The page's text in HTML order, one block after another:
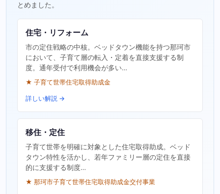
とめました。
住宅・リフォーム
市の定住戦略の中核。ベッドタウン機能を持つ那珂市
において、子育て層の転入・定着を直接支援する制
度。通年受付で利用機会が多い…
★ 子育て世帯住宅取得助成金
詳しい解説 →
移住・定住
子育て世帯を明確に対象とした住宅取得助成。ベッド
タウン特性を活かし、若年ファミリー層の定住を直接
的に支援する制度…
★ 那珂市子育て世帯住宅取得助成金交付事業